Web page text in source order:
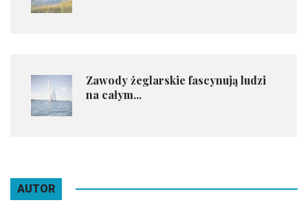
Zawody żeglarskie fascynują ludzi
na całym...
AUTOR